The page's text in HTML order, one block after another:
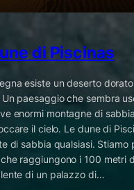
di Piscinas
esiste un deserto
Un paesaggio che sembra
enormi montagne di
il cielo. Le dune di
di sabbia qualsiasi. Stiamo
raggiungono i 100 metri
di un palazzo di…